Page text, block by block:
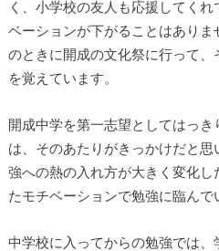
く、小学校の友人も応援してく
ベーションが下がることはあり
のときに開成の文化祭に行って、
を覚えています。
開成中学を第一志望としてはっ
は、そのあたりがきっかけだと
強への熱の入れ方が大きく変化し
たモチベーションで勉強に臨んで
中学校に入ってからの勉強では、